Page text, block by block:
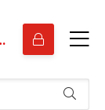
КПРФ